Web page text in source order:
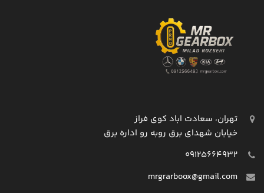
تهران، سعادت اباد کوی فراز
خیابان شهدای برق روبه رو اداره برق
09125664932
mrgrarboox@gmail.com